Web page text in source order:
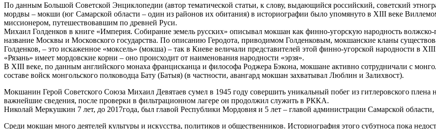
По данным Большой Советской Энциклопедии (автор тематической статьи, к слову, выдающийся российский, советский
мордвы – мокши (юг Самарской области – один из районов их обитания) в историографии было упомянуто в XIII веке
миссионером, путешествовавшим по древней Руси.
Михаил Голденков в книге «Империя. Собирание земель русских» описывал мокшан как финно-угорскую народность
название Москвы и Московского государства. По описанию Геродота, приводимом Голденковым, мокшанские кланы
Голденков, – это искаженное «моксель» (мокша) – так в Киеве величали представителей этой финно-угорской народности в
«Рязань» имеет мордовские корни – оно происходит от наименования народности «эрзя».
В XIII веке, по данным английского монаха францисканца и философа Роджера Бэкона, мокшане активно сотрудничали с
составе войск монгольского полководца Бату (Батыя) (в частности, авангард мокшан захватывал Люблин и Залихвост).
Мокшанин Герой Советского Союза Михаил Девятаев сумел в 1945 году совершить уникальный побег из гитлеровского
важнейшие сведения, после проверки в фильтрационном лагере он продолжил служить в РККА.
Николай Меркушкин 7 лет, до 2017года, был главой Республики Мордовия и 5 лет – главой администрации Самарской
Среди мокшан много деятелей культуры и искусства, политиков и общественников. Историография этого субэтноса пока